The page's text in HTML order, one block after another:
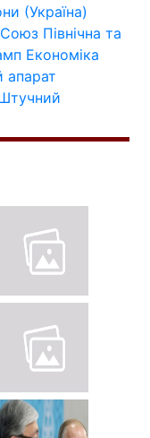
(Україна)
Північна та
Економіка
апарат